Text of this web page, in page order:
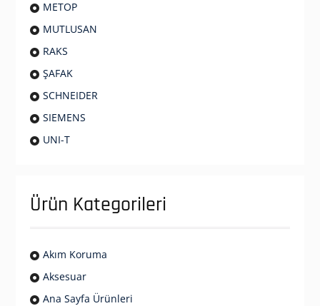
METOP
MUTLUSAN
RAKS
ŞAFAK
SCHNEIDER
SIEMENS
UNI-T
Ürün Kategorileri
Akım Koruma
Aksesuar
Ana Sayfa Ürünleri